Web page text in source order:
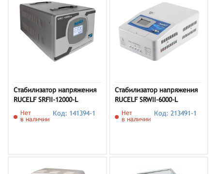
Стабилизатор напряжения
RUCELF SRFII-12000-L
Нет
в наличии
Код: 141394-1
Стабилизатор напряжения
RUCELF SRWII-6000-L
Нет
в наличии
Код: 213491-1